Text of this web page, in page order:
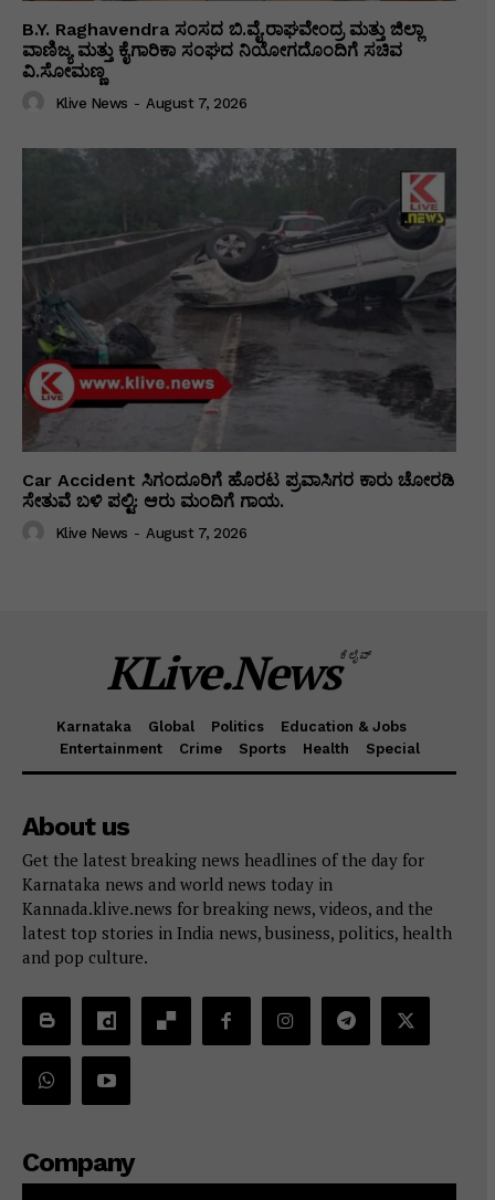
B.Y. Raghavendra ಸಂಸದ ಬಿ.ವೈ.ರಾಘವೇಂದ್ರ ಮತ್ತು ಜಿಲ್ಲಾ
ವಾಣಿಜ್ಯ ಮತ್ತು ಕೈಗಾರಿಕಾ ಸಂಘದ ನಿಯೋಗದೊಂದಿಗೆ ಸಚಿವ
ವಿ‌.ಸೋಮಣ್ಣ
Klive News - August 7, 2026
Car Accident ಸಿಗಂದೂರಿಗೆ ಹೊರಟ ಪ್ರವಾಸಿಗರ ಕಾರು ಚೋರಡಿ
ಸೇತುವೆ ಬಳಿ ಪಲ್ಟಿ: ಆರು ಮಂದಿಗೆ ಗಾಯ.
Klive News - August 7, 2026
KLive.Newsಕೆಲೈವ್
Karnataka Global Politics
Education & Jobs
Entertainment
Crime Sports Health Special
About us
Get the latest breaking news headlines of the day for
Karnataka news and world news today in
Kannada.klive.news for breaking news, videos, and the
latest top stories in India news, business, politics, health
and pop culture.
Company